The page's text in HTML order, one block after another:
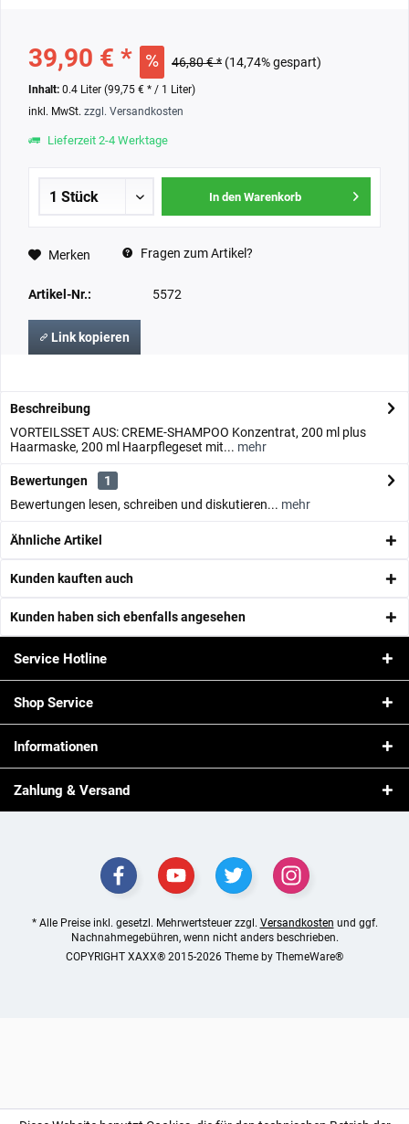
39,90 € * 46,80 € * (14,74% gespart)
Inhalt: 0.4 Liter (99,75 € * / 1 Liter)
inkl. MwSt. zzgl. Versandkosten
Lieferzeit 2-4 Werktage
In den Warenkorb
Merken Fragen zum Artikel?
Artikel-Nr.: 5572
Link kopieren
Beschreibung
VORTEILSSET AUS: CREME-SHAMPOO Konzentrat, 200 ml plus
Haarmaske, 200 ml Haarpflegeset mit... mehr
Bewertungen
1
Bewertungen lesen, schreiben und diskutieren... mehr
Ähnliche Artikel
Kunden kauften auch
Kunden haben sich ebenfalls angesehen
Service Hotline
Shop Service
Informationen
Zahlung & Versand
* Alle Preise inkl. gesetzl. Mehrwertsteuer zzgl. Versandkosten und ggf.
Nachnahmegebühren, wenn nicht anders beschrieben.
COPYRIGHT XAXX® 2015-2026 Theme by ThemeWare®